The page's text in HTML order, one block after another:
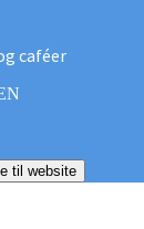
caféer
til website